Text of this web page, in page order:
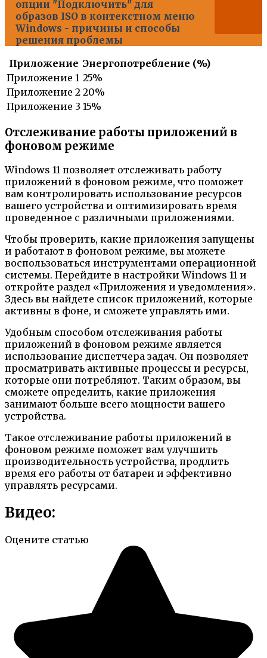
опции "Подключить" для
образов ISO в контекстном меню
Windows - причины и способы
решения проблемы
Приложение Энергопотребление (%)
Приложение 1 25%
Приложение 2 20%
Приложение 3 15%
Отслеживание работы приложений в
фоновом режиме
Windows 11 позволяет отслеживать работу
приложений в фоновом режиме, что поможет
вам контролировать использование ресурсов
вашего устройства и оптимизировать время
проведенное с различными приложениями.
Чтобы проверить, какие приложения запущены
и работают в фоновом режиме, вы можете
воспользоваться инструментами операционной
системы. Перейдите в настройки Windows 11 и
откройте раздел «Приложения и уведомления».
Здесь вы найдете список приложений, которые
активны в фоне, и сможете управлять ими.
Удобным способом отслеживания работы
приложений в фоновом режиме является
использование диспетчера задач. Он позволяет
просматривать активные процессы и ресурсы,
которые они потребляют. Таким образом, вы
сможете определить, какие приложения
занимают больше всего мощности вашего
устройства.
Такое отслеживание работы приложений в
фоновом режиме поможет вам улучшить
производительность устройства, продлить
время его работы от батареи и эффективно
управлять ресурсами.
Видео:
Оцените статью